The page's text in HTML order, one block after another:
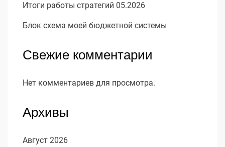
Итоги работы стратегий 05.2026
Блок схема моей бюджетной системы
Свежие комментарии
Нет комментариев для просмотра.
Архивы
Август 2026